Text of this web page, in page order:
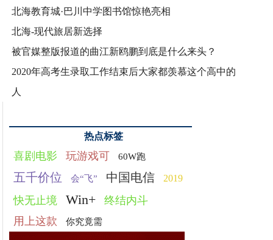
北海教育城·巴川中学图书馆惊艳亮相
北海-现代旅居新选择
被官媒整版报道的曲江新鸥鹏到底是什么来头？
2020年高考生录取工作结束后大家都羡慕这个高中的
人
热点标签
喜剧电影 玩游戏可 60W跑
五千价位 会“飞” 中国电信 2019
快无止境 Win+
终结内斗
用上这款
你究竟需